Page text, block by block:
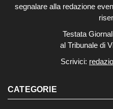
segnalare alla redazione
Testata
al Tribunale di
Scrivici:
CATEGORIE